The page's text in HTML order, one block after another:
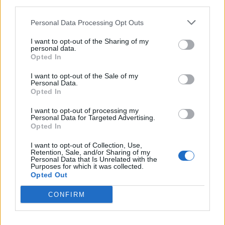
Personal Data Processing Opt Outs
I want to opt-out of the Sharing of my
personal data.
Opted In
I want to opt-out of the Sale of my
Personal Data.
Opted In
I want to opt-out of processing my
Personal Data for Targeted Advertising.
Opted In
I want to opt-out of Collection, Use,
Retention, Sale, and/or Sharing of my
Personal Data that Is Unrelated with the
Purposes for which it was collected.
Opted Out
CONFIRM
Artigo anterior
Detenção de incendiário
Mangualde
Próximo artigo
Perseguição alertou PSP
ARTIGOS RELACIONADOS MAIS DO AUTOR